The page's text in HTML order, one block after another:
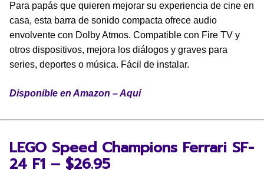
Para papás que quieren mejorar su experiencia de cine en
casa, esta barra de sonido compacta ofrece audio
envolvente con Dolby Atmos. Compatible con Fire TV y
otros dispositivos, mejora los diálogos y graves para
series, deportes o música. Fácil de instalar.
Disponible en Amazon – Aquí
LEGO Speed Champions Ferrari SF-
24 F1 – $26.95